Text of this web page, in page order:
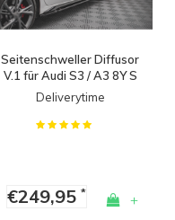
Seitenschweller Diffusor
V.1 für Audi S3 / A3 8Y S
line Sedan/Sportback
Deliverytime
€249,95* +